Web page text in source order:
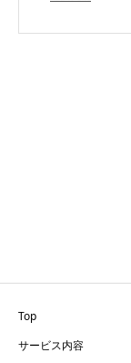
Top
サービス内容